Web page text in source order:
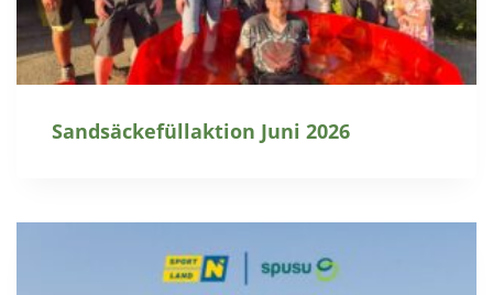
Sandsäckefüllaktion Juni 2026